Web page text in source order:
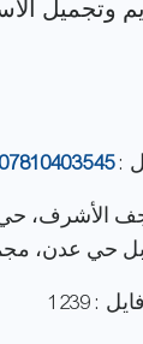
:
07810403545
الأشرف،
حي عدن،
: 1239